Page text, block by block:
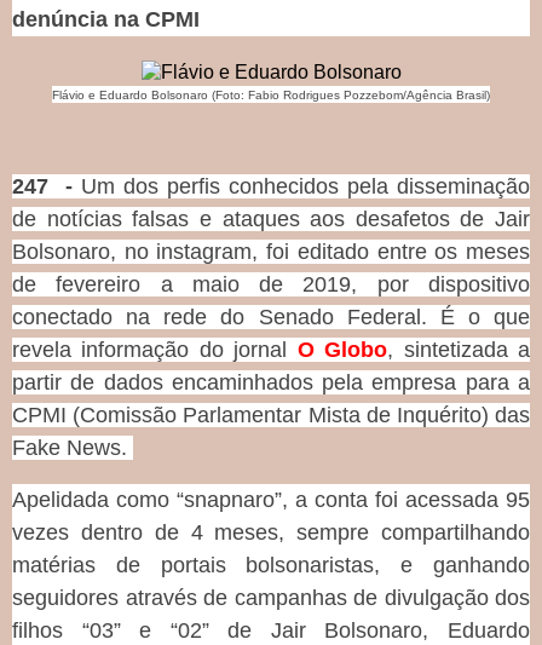
denúncia na CPMI
Flávio e Eduardo Bolsonaro (Foto: Fabio Rodrigues Pozzebom/Agência Brasil)
247 - Um dos perfis conhecidos pela disseminação
de notícias falsas e ataques aos desafetos de Jair
Bolsonaro, no instagram, foi editado entre os meses
de fevereiro a maio de 2019, por dispositivo
conectado na rede do Senado Federal. É o que
revela informação do jornal O Globo, sintetizada a
partir de dados encaminhados pela empresa para a
CPMI (Comissão Parlamentar Mista de Inquérito) das
Fake News.
Apelidada como “snapnaro”, a conta foi acessada 95
vezes dentro de 4 meses, sempre compartilhando
matérias de portais bolsonaristas, e ganhando
seguidores através de campanhas de divulgação dos
filhos “03” e “02” de Jair Bolsonaro, Eduardo